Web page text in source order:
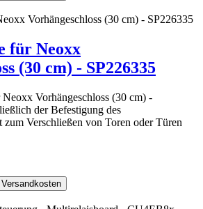
für Neoxx
(30 cm) - SP226335
Vorhängeschloss (30 cm) -
der Befestigung des
zum Verschließen von Toren oder Türen